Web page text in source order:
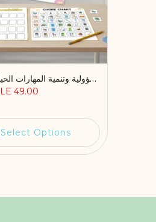
✅ أنشطة تعلم المسؤولية وتنمية المهارات الحياتية – ملف PDF قابل للطباعة
LE 49.00
Select Options